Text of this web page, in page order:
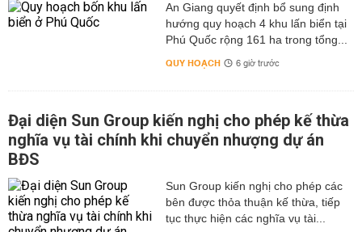
An Giang quyết định bổ sung định
hướng quy hoạch 4 khu lấn biển tại
Phú Quốc rộng 161 ha trong tổng...
QUY HOẠCH 6 giờ trước
Đại diện Sun Group kiến nghị cho phép kế thừa
nghĩa vụ tài chính khi chuyển nhượng dự án
BĐS
Sun Group kiến nghị cho phép các
bên được thỏa thuận kế thừa, tiếp
tục thực hiện các nghĩa vụ tài...